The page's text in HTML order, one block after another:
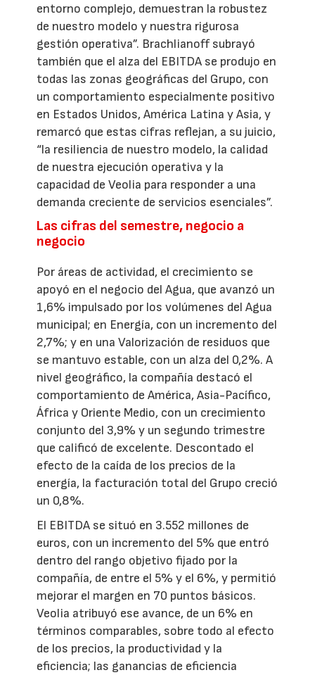
entorno complejo, demuestran la robustez
de nuestro modelo y nuestra rigurosa
gestión operativa”. Brachlianoff subrayó
también que el alza del EBITDA se produjo en
todas las zonas geográficas del Grupo, con
un comportamiento especialmente positivo
en Estados Unidos, América Latina y Asia, y
remarcó que estas cifras reflejan, a su juicio,
“la resiliencia de nuestro modelo, la calidad
de nuestra ejecución operativa y la
capacidad de Veolia para responder a una
demanda creciente de servicios esenciales”.
Las cifras del semestre, negocio a
negocio
Por áreas de actividad, el crecimiento se
apoyó en el negocio del Agua, que avanzó un
1,6% impulsado por los volúmenes del Agua
municipal; en Energía, con un incremento del
2,7%; y en una Valorización de residuos que
se mantuvo estable, con un alza del 0,2%. A
nivel geográfico, la compañía destacó el
comportamiento de América, Asia-Pacífico,
África y Oriente Medio, con un crecimiento
conjunto del 3,9% y un segundo trimestre
que calificó de excelente. Descontado el
efecto de la caída de los precios de la
energía, la facturación total del Grupo creció
un 0,8%.
El EBITDA se situó en 3.552 millones de
euros, con un incremento del 5% que entró
dentro del rango objetivo fijado por la
compañía, de entre el 5% y el 6%, y permitió
mejorar el margen en 70 puntos básicos.
Veolia atribuyó ese avance, de un 6% en
términos comparables, sobre todo al efecto
de los precios, la productividad y la
eficiencia; las ganancias de eficiencia